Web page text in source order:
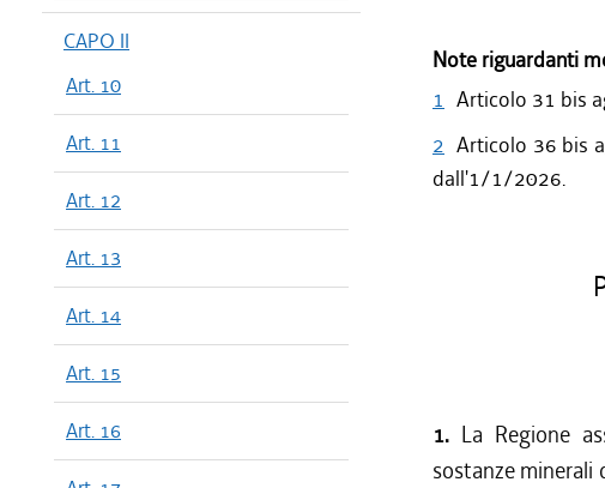
CAPO II
Art. 10
Art. 11
Art. 12
Art. 13
Art. 14
Art. 15
Art. 16
Note riguardanti
1 Articolo 31 bis
2 Articolo 36 bis
dall'1/1/2026.
1. La Regione
sostanze minerali